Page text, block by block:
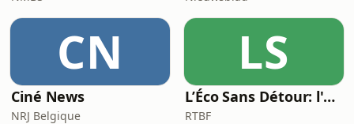
CN
Ciné News
NRJ Belgique
LS
L’Éco Sans Détour: l'actualité économique
RTBF